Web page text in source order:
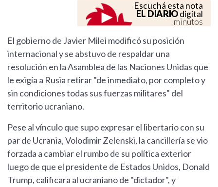
Escuchá esta nota
EL DIARIOdigital
minutos
El gobierno de Javier Milei modificó su posición
internacional y se abstuvo de respaldar una
resolución en la Asamblea de las Naciones Unidas que
le exigía a Rusia retirar "de inmediato, por completo y
sin condiciones todas sus fuerzas militares" del
territorio ucraniano.
Pese al vínculo que supo expresar el libertario con su
par de Ucrania, Volodimir Zelenski, la cancillería se vio
forzada a cambiar el rumbo de su política exterior
luego de que el presidente de Estados Unidos, Donald
Trump, calificara al ucraniano de "dictador", y